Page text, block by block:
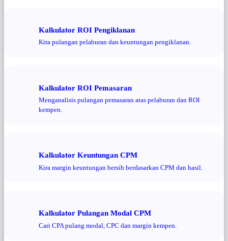
Kalkulator ROI Pengiklanan
Kira pulangan pelaburan dan keuntungan pengiklanan.
Kalkulator ROI Pemasaran
Menganalisis pulangan pemasaran atas pelaburan dan ROI
kempen.
Kalkulator Keuntungan CPM
Kira margin keuntungan bersih berdasarkan CPM dan hasil.
Kalkulator Pulangan Modal CPM
Cari CPA pulang modal, CPC dan margin kempen.